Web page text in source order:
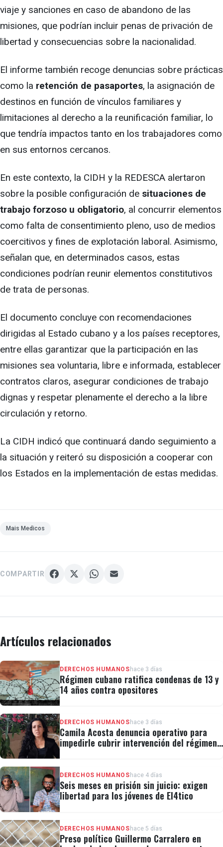
viaje y sanciones en caso de abandono de las
misiones, que podrían incluir penas de privación de
libertad y consecuencias sobre la nacionalidad.
El informe también recoge denuncias sobre prácticas
como la retención de pasaportes, la asignación de
destinos en función de vínculos familiares y
limitaciones al derecho a la reunificación familiar, lo
que tendría impactos tanto en los trabajadores como
en sus entornos cercanos.
En este contexto, la CIDH y la REDESCA alertaron
sobre la posible configuración de situaciones de
trabajo forzoso u obligatorio, al concurrir elementos
como falta de consentimiento pleno, uso de medios
coercitivos y fines de explotación laboral. Asimismo,
señalan que, en determinados casos, estas
condiciones podrían reunir elementos constitutivos
de trata de personas.
El documento concluye con recomendaciones
dirigidas al Estado cubano y a los países receptores,
entre ellas garantizar que la participación en las
misiones sea voluntaria, libre e informada, establecer
contratos claros, asegurar condiciones de trabajo
dignas y respetar plenamente el derecho a la libre
circulación y retorno.
La CIDH indicó que continuará dando seguimiento a
la situación y reiteró su disposición a cooperar con
los Estados en la implementación de estas medidas.
Mais Medicos
COMPARTIR
Artículos relacionados
DERECHOS HUMANOS hace 3 días
Régimen cubano ratifica condenas de 13 y
14 años contra opositores
DERECHOS HUMANOS hace 3 días
Camila Acosta denuncia operativo para
impedirle cubrir intervención del régimen
DERECHOS HUMANOS hace 4 días
Seis meses en prisión sin juicio: exigen
libertad para los jóvenes de El4tico
DERECHOS HUMANOS hace 5 días
Preso político Guillermo Carralero en